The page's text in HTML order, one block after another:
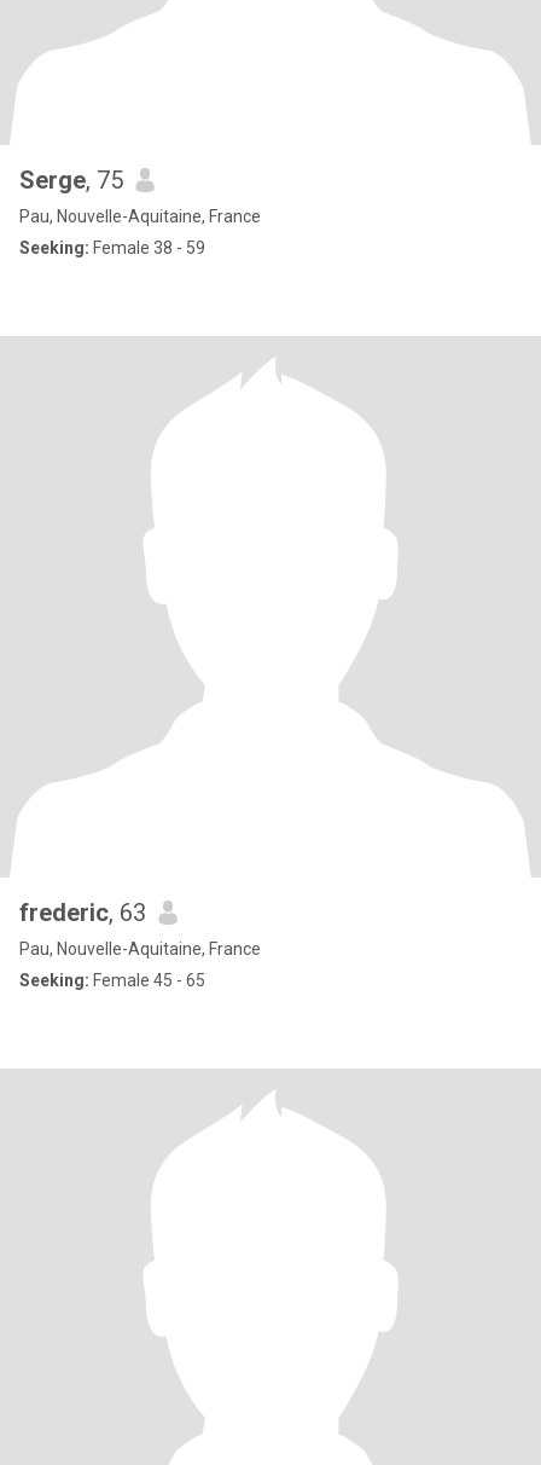
Serge, 75
Pau, Nouvelle-Aquitaine, France
Seeking: Female 38 - 59
frederic, 63
Pau, Nouvelle-Aquitaine, France
Seeking: Female 45 - 65